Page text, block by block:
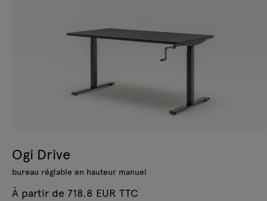
Ogi Drive
bureau réglable en hauteur manuel
À partir de 718.8 EUR TTC